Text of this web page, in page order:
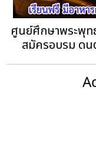
ศูนย์ศึกษาพระพุท
สมัครอบรม ดน